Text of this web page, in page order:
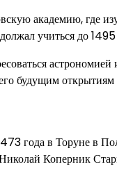
академию, где
учиться до 1495
будущим открытиям
года в Торуне в
Коперник